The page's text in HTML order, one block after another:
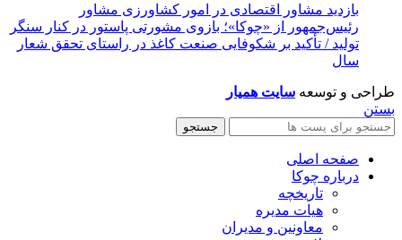
بازدید مشاور اقتصادی در امور کشاورزی مشاور
رئیس‌جمهور از «چوکا»؛ بازوی مشورتی پاستور در کنار سنگر
تولید / تأکید بر شکوفایی صنعت کاغذ در راستای تحقق شعار
سال
طراحی و توسعه سایت همیار
بستن
جستجو
صفحه اصلی
درباره چوکا
تاریخچه
هیات مدیره
معاونین و مدیران